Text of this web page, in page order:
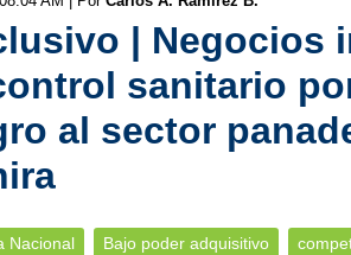
| Negocios
sanitario
al sector
Nacional Bajo poder adquisitivo